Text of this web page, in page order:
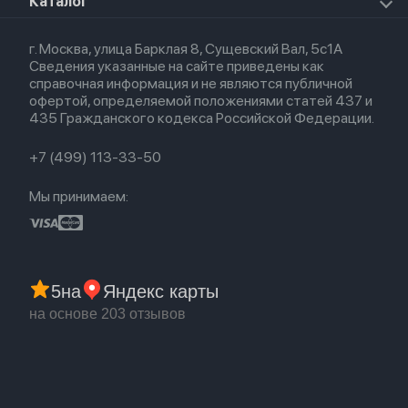
Airpods Max
Airpods 2
Airpods (1-е)
AirTag
Для Apple Watch
Политика конфиденциальности
Оплата и доставка
Партнерская программа
Гарантия
Обмен и возврат
Trade-in
Новые поступления
Популярное
Акции
г. Москва, улица Барклая 8, Сущевский Вал, 5с1А
Сведения указанные на сайте приведены как
справочная информация и не являются публичной
офертой, определяемой положениями статей 437 и
435 Гражданского кодекса Российской Федерации.
+7 (499) 113-33-50
Мы принимаем:
5на Яндекс карты
на основе 203 отзывов